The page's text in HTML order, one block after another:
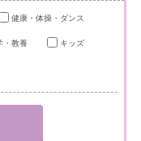
健康・体操・ダンス
・教養 キッズ